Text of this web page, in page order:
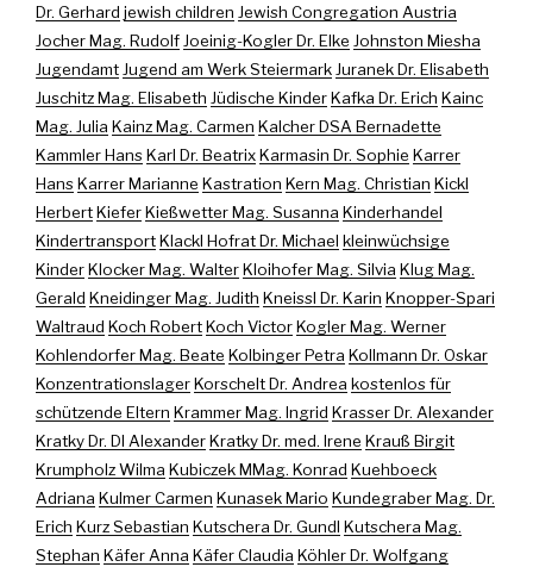
Dr. Gerhard jewish children Jewish Congregation Austria
Jocher Mag. RudolfJoeinig-Kogler Dr. Elke Johnston Miesha
JugendamtJugend am Werk SteiermarkJuranek Dr. Elisabeth
Juschitz Mag. Elisabeth Jüdische KinderKafka Dr. Erich Kainc
Mag. Julia Kainz Mag. Carmen Kalcher DSA Bernadette
Kammler HansKarl Dr. BeatrixKarmasin Dr. Sophie Karrer
HansKarrer Marianne Kastration Kern Mag. Christian Kickl
HerbertKieferKießwetter Mag. Susanna Kinderhandel
KindertransportKlackl Hofrat Dr. Michael kleinwüchsige
KinderKlocker Mag. WalterKloihofer Mag. Silvia Klug Mag.
Gerald Kneidinger Mag. Judith Kneissl Dr. Karin Knopper-Spari
Waltraud Koch RobertKoch VictorKogler Mag. Werner
Kohlendorfer Mag. Beate Kolbinger Petra Kollmann Dr. Oskar
KonzentrationslagerKorschelt Dr. Andrea kostenlos für
schützende Eltern Krammer Mag. Ingrid Krasser Dr. Alexander
Kratky Dr. DI AlexanderKratky Dr. med. Irene Krauß Birgit
Krumpholz Wilma Kubiczek MMag. Konrad Kuehboeck
Adriana Kulmer Carmen Kunasek Mario Kundegraber Mag. Dr.
Erich Kurz Sebastian Kutschera Dr. Gundl Kutschera Mag.
Stephan Käfer Anna Käfer Claudia Köhler Dr. Wolfgang